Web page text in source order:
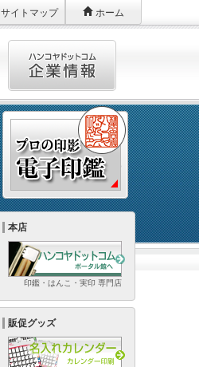
サイトマップ ホーム
本店
印鑑・はんこ・実印 専門店
販促グッズ